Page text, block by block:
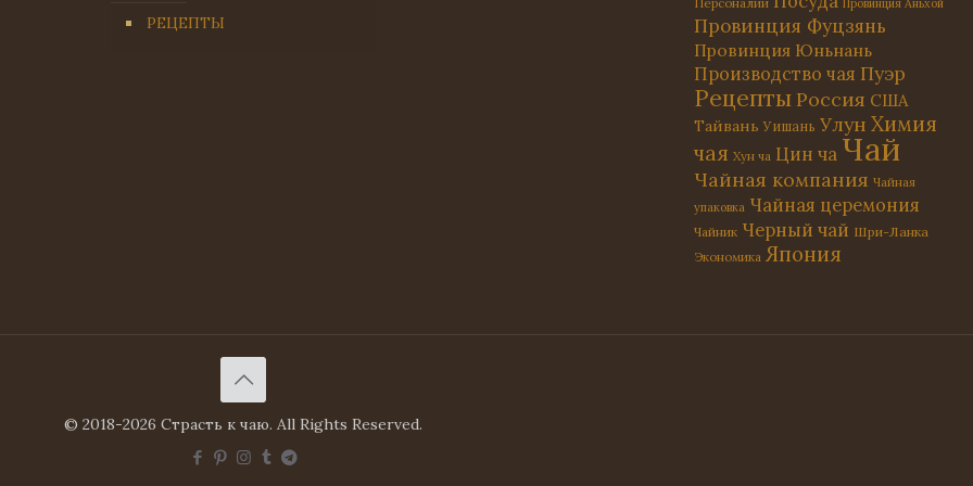
РЕЦЕПТЫ
Провинция Аньхой
Провинция Фуцзянь
Провинция Юньнань
Производство чая Пуэр
Рецепты Россия США
Тайвань Уишань Улун Химия
чая Хун ча Цин ча Чай
Чайная компания Чайная
упаковка Чайная церемония
Чайник Черный чай Шри-Ланка
Экономика Япония
© 2018-2026 Страсть к чаю. All Rights Reserved.